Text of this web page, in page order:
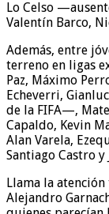
Lo Celso
Valentín Barco,
Además, entre
terreno en ligas
Paz, Máximo
Echeverri,
de la FIFA—,
Capaldo, Kevin
Alan Varela,
Santiago Castro y
Llama la
Alejandro